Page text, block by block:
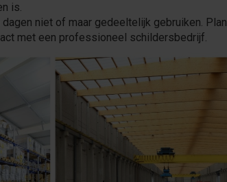
is.
niet of maar gedeeltelijk gebruiken.
met een professioneel schildersbedrijf.